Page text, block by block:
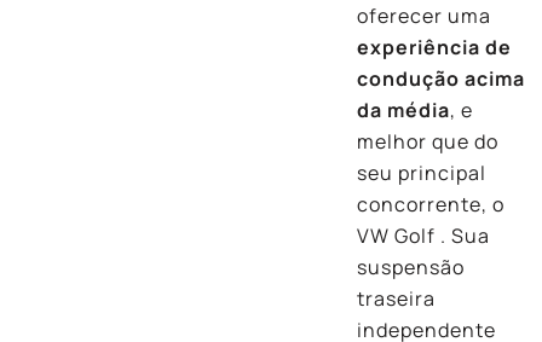
oferecer uma
experiência de
condução acima
da média, e
melhor que do
seu principal
concorrente, o
VW Golf . Sua
suspensão
traseira
independente